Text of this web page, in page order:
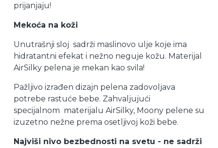
prijanjaju!
Mekoća na koži
Unutrašnji sloj sadrži maslinovo ulje koje ima
hidratantni efekat i nežno neguje kožu. Materijal
AirSilky pelena je mekan kao svila!
Pažljivo izrađen dizajn pelena zadovoljava
potrebe rastuće bebe. Zahvaljujući
specijalnom materijalu AirSilky, Moony pelene su
izuzetno nežne prema osetljivoj koži bebe.
Najviši nivo bezbednosti na svetu - ne sadrži